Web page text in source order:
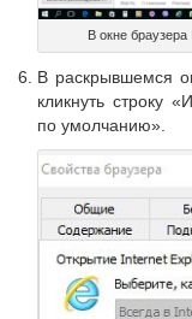
В окне
В раскрывшемся
кликнуть строку
по умолчанию».